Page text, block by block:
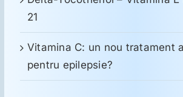
21
Vitamina C: un nou tratament
pentru epilepsie?